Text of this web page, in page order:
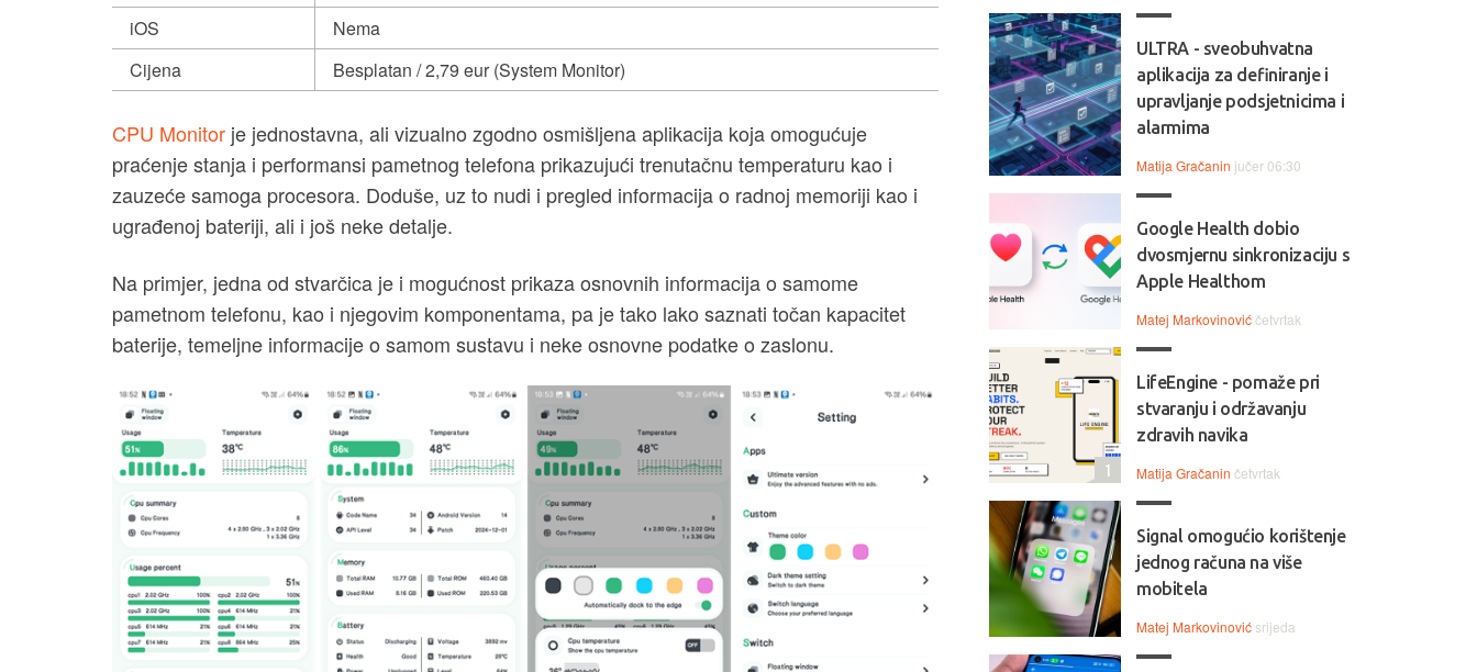
iOS
Nema
Cijena
Besplatan / 2,79 eur (System Monitor)
CPU Monitor je jednostavna, ali vizualno zgodno osmišljena aplikacija koja omogućuje
praćenje stanja i performansi pametnog telefona prikazujući trenutačnu temperaturu kao i
zauzeće samoga procesora. Doduše, uz to nudi i pregled informacija o radnoj memoriji kao i
ugrađenoj bateriji, ali i još neke detalje.
Na primjer, jedna od stvarčica je i mogućnost prikaza osnovnih informacija o samome
pametnom telefonu, kao i njegovim komponentama, pa je tako lako saznati točan kapacitet
baterije, temeljne informacije o samom sustavu i neke osnovne podatke o zaslonu.
ULTRA - sveobuhvatna
aplikacija za definiranje i
upravljanje podsjetnicima i
alarmima
Matija Gračanin jučer 06:30
Google Health dobio
dvosmjernu sinkronizaciju s
Apple Healthom
Matej Markovinovićčetvrtak
LifeEngine - pomaže pri
stvaranju i održavanju
zdravih navika
Matija Gračanin četvrtak
1
Signal omogućio korištenje
jednog računa na više
mobitela
Matej Markovinović srijeda